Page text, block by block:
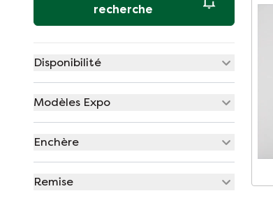
recherche
Disponibilité
Modèles Expo
Enchère
Remise